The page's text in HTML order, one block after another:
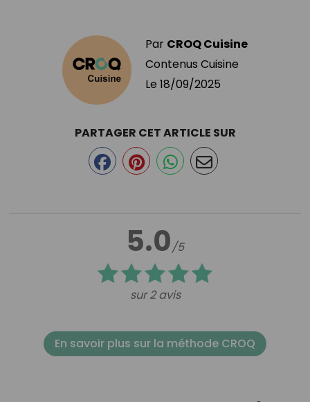
Par CROQ Cuisine
Contenus Cuisine
Le 18/09/2025
5.0/5
sur 2 avis
PARTAGER CET ARTICLE SUR
En savoir plus sur la méthode CROQ